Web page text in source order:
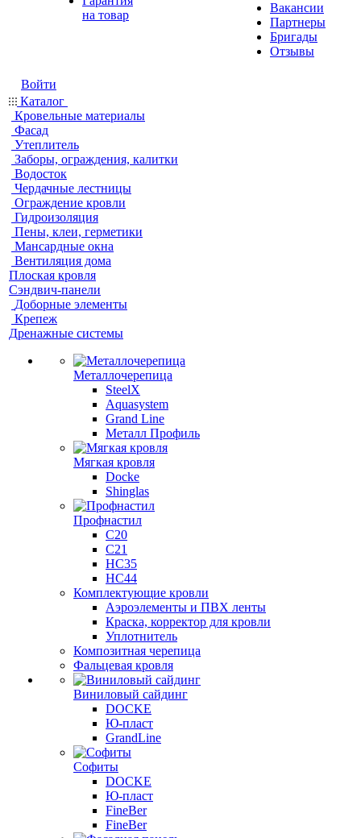
на товар
Вакансии
Партнеры
Бригады
Отзывы
Войти
Каталог
Кровельные материалы
Фасад
Утеплитель
Заборы, ограждения, калитки
Водосток
Чердачные лестницы
Ограждение кровли
Гидроизоляция
Пены, клеи, герметики
Мансардные окна
Вентиляция дома
Плоская кровля
Сэндвич-панели
Доборные элементы
Крепеж
Дренажные системы
Металлочерепица
SteelX
Aquasystem
Grand Line
Металл Профиль
Мягкая кровля
Docke
Shinglas
Профнастил
C20
C21
НС35
НС44
Комплектующие кровли
Аэроэлементы и ПВХ ленты
Краска, корректор для кровли
Уплотнитель
Композитная черепица
Фальцевая кровля
Виниловый сайдинг
DOCKE
Ю-пласт
GrandLine
Софиты
DOCKE
Ю-пласт
FineBer
FineBer